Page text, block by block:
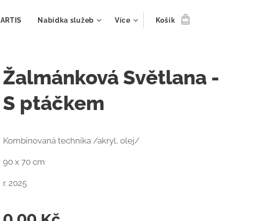
ARTIS Nabídka služeb Více Košík
Žalmánková Světlana -
S ptáčkem
Kombinovaná technika /akryl, olej/
90 x 70 cm
r. 2025